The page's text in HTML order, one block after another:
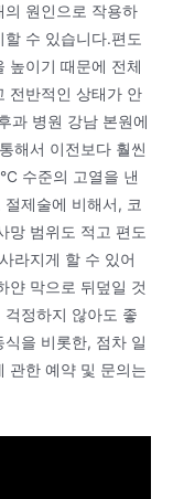
원인으로 작용하
수 있습니다.편도
높이기 때문에 전체
전반적인 상태가 안
과 병원 강남 본원에
해서 이전보다 훨씬
수준의 고열을 낸
제술에 비해서, 코
망 범위도 적고 편도
라지게 할 수 있어
얀 막으로 뒤덮일 것
정하지 않아도 좋
을 비롯한, 점차 일
관한 예약 및 문의는